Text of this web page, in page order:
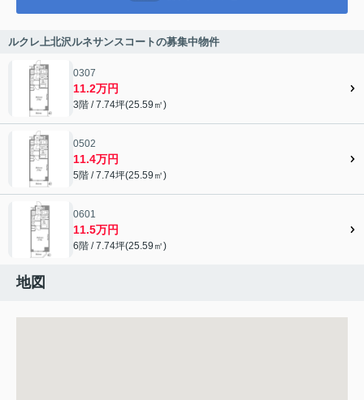
ルクレ上北沢ルネサンスコートの募集中物件
0307
11.2万円
3階 / 7.74坪(25.59㎡)
0502
11.4万円
5階 / 7.74坪(25.59㎡)
0601
11.5万円
6階 / 7.74坪(25.59㎡)
地図